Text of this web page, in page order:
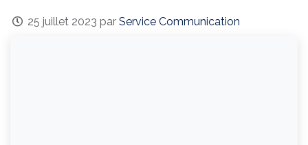
25 juillet 2023 par Service Communication